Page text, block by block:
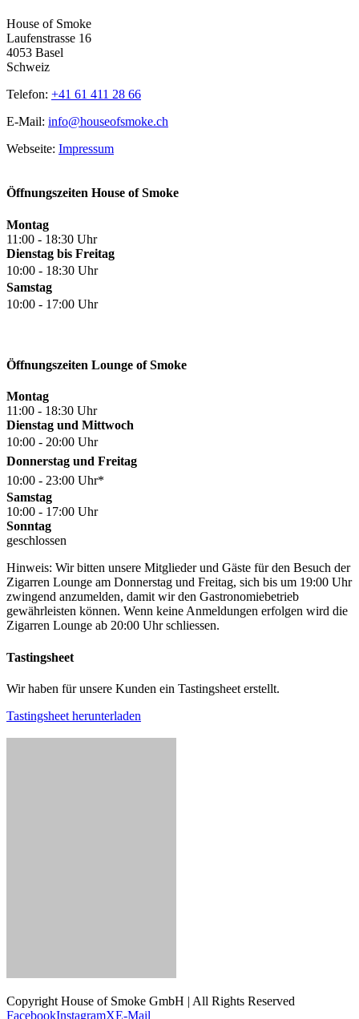
House of Smoke
Laufenstrasse 16
4053 Basel
Schweiz
Telefon: +41 61 411 28 66
E-Mail: info@houseofsmoke.ch
Webseite: Impressum
Öffnungszeiten House of Smoke
Montag
11:00 - 18:30 Uhr
Dienstag bis Freitag
10:00 - 18:30 Uhr
Samstag
10:00 - 17:00 Uhr
Öffnungszeiten Lounge of Smoke
Montag
11:00 - 18:30 Uhr
Dienstag und Mittwoch
10:00 - 20:00 Uhr
Donnerstag und Freitag
10:00 - 23:00 Uhr*
Samstag
10:00 - 17:00 Uhr
Sonntag
geschlossen
Hinweis: Wir bitten unsere Mitglieder und Gäste für den Besuch der
Zigarren Lounge am Donnerstag und Freitag, sich bis um 19:00 Uhr
zwingend anzumelden, damit wir den Gastronomiebetrieb
gewährleisten können. Wenn keine Anmeldungen erfolgen wird die
Zigarren Lounge ab 20:00 Uhr schliessen.
Tastingsheet
Wir haben für unsere Kunden ein Tastingsheet erstellt.
Tastingsheet herunterladen
Copyright House of Smoke GmbH | All Rights Reserved
FacebookInstagramXE-Mail